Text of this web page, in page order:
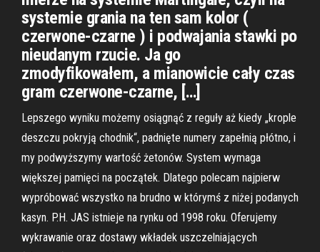
systemie grania na ten sam kolor (
czerwone-czarne ) i podwajania stawki po
nieudanym rzucie. Ja go
zmodyfikowałem, a mianowicie cały czas
gram czerwone-czarne, […]
Lepszego wyniku możemy osiągnąć z reguły aż kiedy „krople
deszczu pokryją chodnik“, padnięte numery zapełnią płótno, i
my podwyższymy wartość żetonów. System wymaga
większej pamięci na początek. Dlatego polecam najpierw
wypróbować wszystko na brudno w którymś z niżej podanych
kasyn. P.H. JAS istnieje na rynku od 1998 roku. Oferujemy
wykrawanie oraz dostawy wkładek uszczelniających